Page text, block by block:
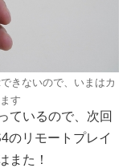
きないので、いまはカ
す
ているので、次回
のリモートプレイ
また！